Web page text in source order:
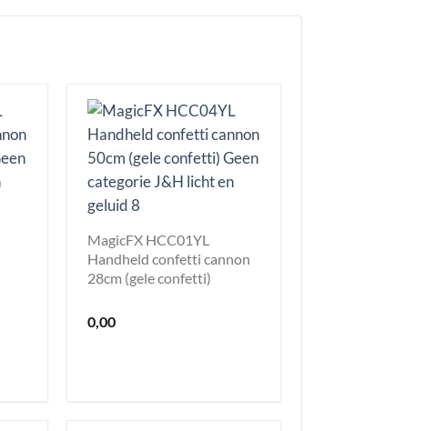
MagicFX HCC01YL
Handheld confetti cannon
28cm (gele confetti)
0,00